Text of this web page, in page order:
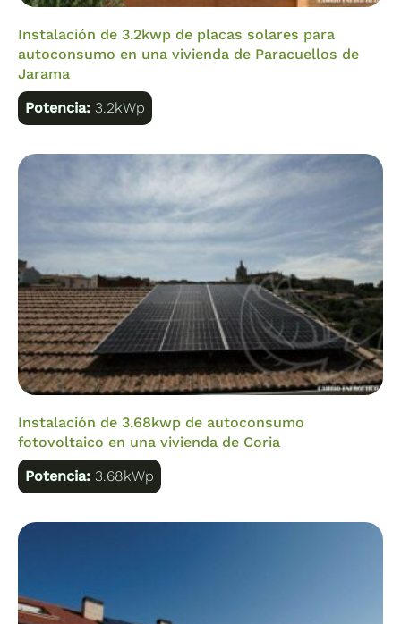
Instalación de 3.2kwp de placas solares para
autoconsumo en una vivienda de Paracuellos de
Jarama
Potencia:3.2kWp
Instalación de 3.68kwp de autoconsumo
fotovoltaico en una vivienda de Coria
Potencia:3.68kWp